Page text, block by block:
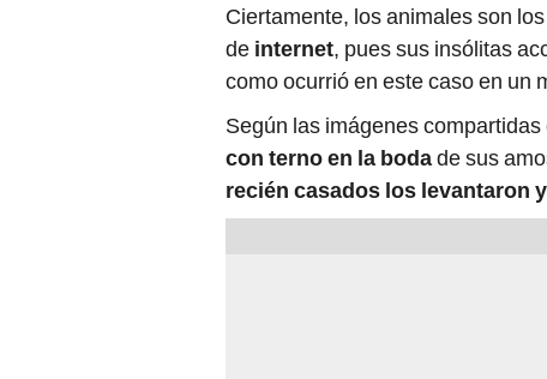
Ciertamente, los animales son
de internet, pues sus insólitas
como ocurrió en este caso en un
Según las imágenes
con terno en la bodade sus
recién casados los levantaron